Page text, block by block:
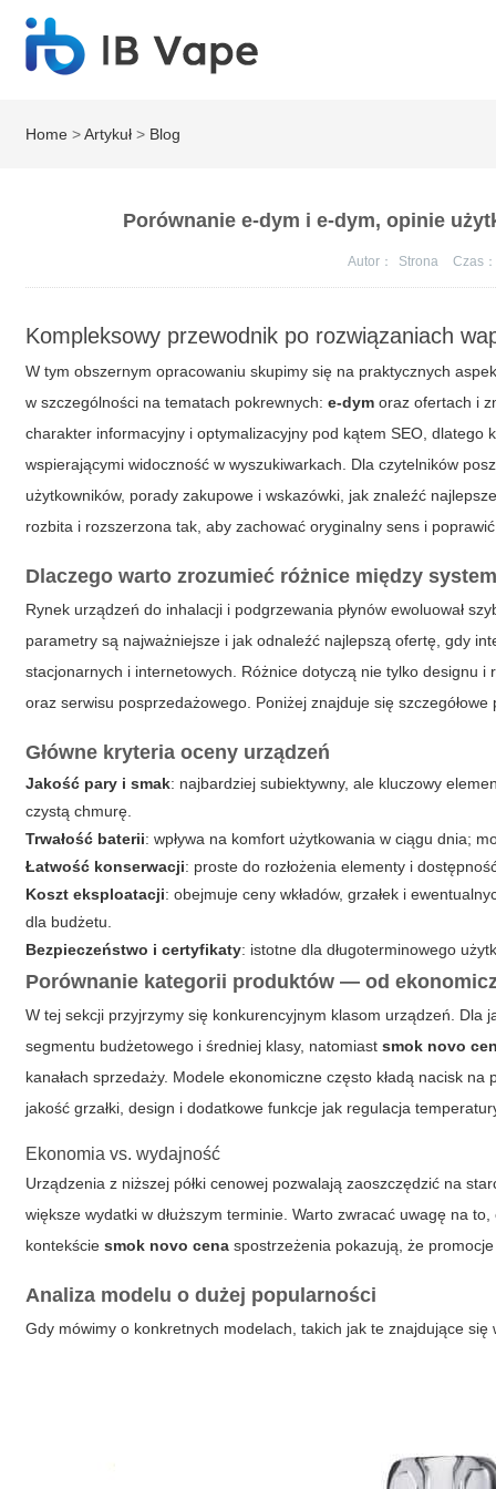
Home >Artykuł > Blog
Porównanie e-dym i e-dym, opinie
Autor： Strona Czas：
Kompleksowy przewodnik po rozwiązaniach
W tym obszernym opracowaniu skupimy się na praktycznych
w szczególności na tematach pokrewnych:e-dym oraz ofertach i
charakter informacyjny i optymalizacyjny pod kątem SEO,
wspierającymi widoczność w wyszukiwarkach. Dla czytelników
użytkowników, porady zakupowe i wskazówki, jak znaleźć
rozbita i rozszerzona tak, aby zachować oryginalny sens i
Dlaczego warto zrozumieć różnice między
Rynek urządzeń do inhalacji i podgrzewania płynów ewoluował
parametry są najważniejsze i jak odnaleźć najlepszą ofertę, gdy
stacjonarnych i internetowych. Różnice dotyczą nie tylko designu
oraz serwisu posprzedażowego. Poniżej znajduje się
Główne kryteria oceny urządzeń
Jakość pary i smak: najbardziej subiektywny, ale kluczowy
czystą chmurę.
Trwałość baterii: wpływa na komfort użytkowania w ciągu dnia;
Łatwość konserwacji: proste do rozłożenia elementy i
Koszt eksploatacji: obejmuje ceny wkładów, grzałek i
dla budżetu.
Bezpieczeństwo i certyfikaty: istotne dla długoterminowego
Porównanie kategorii produktów — od
W tej sekcji przyjrzymy się konkurencyjnym klasom urządzeń. Dla
segmentu budżetowego i średniej klasy, natomiastsmok novo
kanałach sprzedaży. Modele ekonomiczne często kładą nacisk
jakość grzałki, design i dodatkowe funkcje jak regulacja
Ekonomia vs. wydajność
Urządzenia z niższej półki cenowej pozwalają zaoszczędzić na
większe wydatki w dłuższym terminie. Warto zwracać uwagę na
kontekściesmok novo cena spostrzeżenia pokazują, że
Analiza modelu o dużej popularności
Gdy mówimy o konkretnych modelach, takich jak te znajdujące